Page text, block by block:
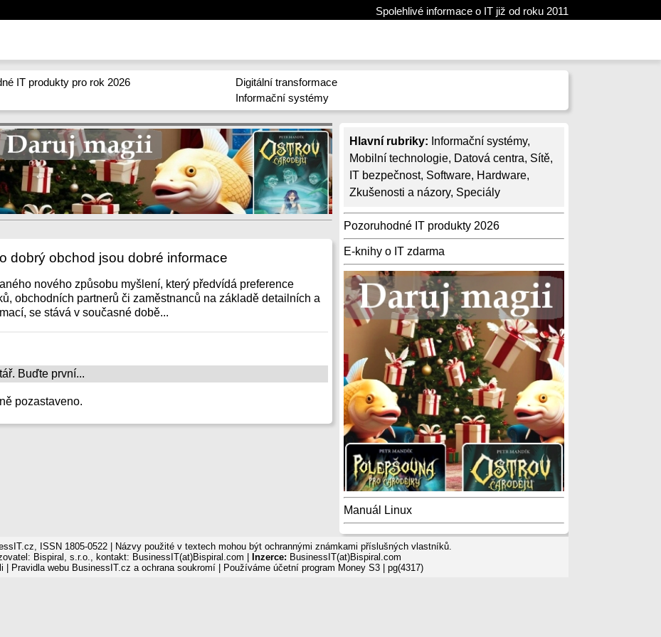
Spolehlivé informace o IT již od roku 2011
IT produkty pro rok 2026
Digitální transformace
Informační systémy
Hlavní rubriky: Informační systémy,
Mobilní technologie, Datová centra, Sítě,
IT bezpečnost, Software, Hardware,
Zkušenosti a názory, Speciály
Pozoruhodné IT produkty 2026
E-knihy o IT zdarma
Manuál Linux
dobrý obchod jsou dobré informace
nového způsobu myšlení, který předvídá preference
obchodních partnerů či zaměstnanců na základě detailních a
se stává v současné době...
Buďte první...
pozastaveno.
ISSN 1805-0522 | Názvy použité v textech mohou být ochrannými známkami příslušných vlastníků.
Bispiral, s.r.o., kontakt: BusinessIT(at)Bispiral.com |
Inzerce: BusinessIT(at)Bispiral.com
Pravidla webu BusinessIT.cz a ochrana soukromí| Používáme účetní program Money S3| pg(4317)